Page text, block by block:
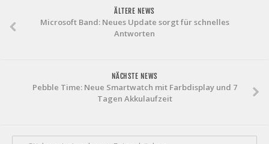
ÄLTERE NEWS
Microsoft Band: Neues Update sorgt für schnelles
Antworten
NÄCHSTE NEWS
Pebble Time: Neue Smartwatch mit Farbdisplay und 7
Tagen Akkulaufzeit